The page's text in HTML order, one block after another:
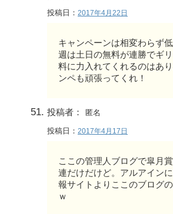
投稿日： 2017年4月22日
キャンペーンは相変わらず
週は土日の無料が連勝でギ
料に力入れてくれるのはあ
ンペも頑張ってくれ！
投稿者： 匿名
投稿日： 2017年4月17日
ここの管理人ブログで皐月
連だけだけど。アルアイン
報サイトよりここのブログ
ｗ